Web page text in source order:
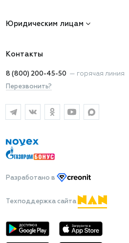
Юридическим лицам
Контакты
8 (800) 200-45-50 — горячая линия
Перезвонить?
Разработано в
Техподдержка сайта